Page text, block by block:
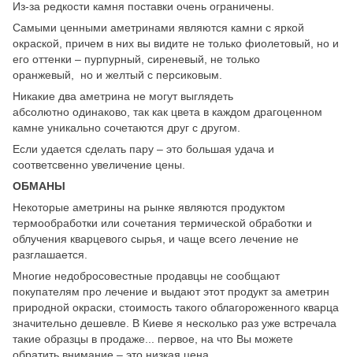
Из-за редкости камня поставки очень ограничены.
Самыми ценными аметринами являются камни с яркой
окраской, причем в них вы видите не только фиолетовый, но и
его оттенки – пурпурный, сиреневый, не только
оранжевый, но и желтый с персиковым.
Никакие два аметрина не могут выглядеть
абсолютно одинаково, так как цвета в каждом драгоценном
камне уникально сочетаются друг с другом.
Если удается сделать пару – это большая удача и
соответсвенно увеличение цены.
ОБМАНЫ
Некоторые аметрины на рынке являются продуктом
термообработки или сочетания термической обработки и
облучения кварцевого сырья, и чаще всего лечение не
разглашается.
Многие недобросовестные продавцы не сообщают
покупателям про лечение и выдают этот продукт за аметрин
природной окраски, стоимость такого облагороженного кварца
значительно дешевле. В Киеве я несколько раз уже встречала
такие образцы в продаже... первое, на что Вы можете